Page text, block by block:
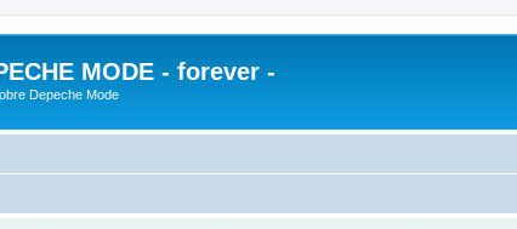
MODE - forever -
Depeche Mode